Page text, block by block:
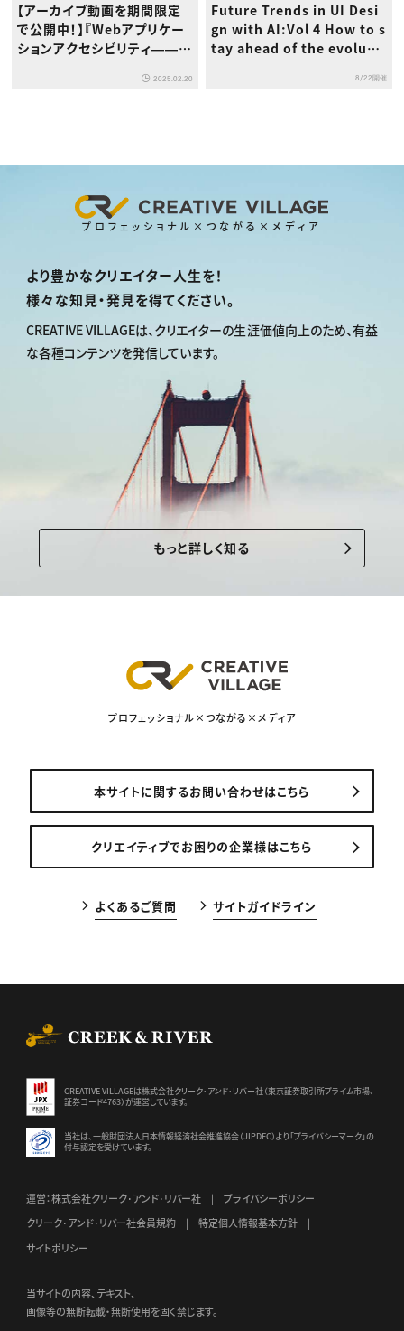
【アーカイブ動画を期間限定
で公開中！】『Webアプリケー
ションアクセシビリティ――今
2025.02.20
Future Trends in UI Desi
gn with AI:Vol 4 How to s
tay ahead of the evoluti
8/22開催
プロフェッショナル×つながる×メディア
より豊かなクリエイター人生を！
様々な知見・発見を得てください。
CREATIVE VILLAGEは、 クリエイターの生涯価値向上のため、有益
な各種コンテンツを発信しています。
もっと詳しく知る
プロフェッショナル×つながる×メディア
本サイトに関するお問い合わせはこちら
クリエイティブでお困りの企業様はこちら
よくあるご質問 サイトガイドライン
CREATIVE VILLAGEは株式会社クリーク･アンド･リバー社（東京証券取引所プライム市場、
証券コード4763）が運営しています。
当社は、一般財団法人日本情報経済社会推進協会（JIPDEC）より 「プライバシーマーク」の
付与認定を受けています。
運営：株式会社クリーク･アンド･リバー社
プライバシーポリシー
クリーク･アンド･リバー社会員規約
特定個人情報基本方針
サイトポリシー
当サイトの内容、テキスト、
画像等の無断転載・無断使用を固く禁じます。